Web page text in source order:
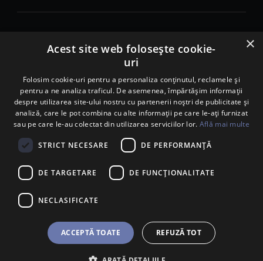
© 2026. Porsche Inter Auto Romania. Toate drepturile rezervate.
Porsche Inter Auto Romania SRL
RO22188461 J2007002067233
B-dul Pipera, nr. 2, Sala 1, Etaj 2, Voluntari, jud.Ilfov - sediu
social
B-dul Pipera, nr. 1/X, Centrul Porsche București – PCB,
Voluntari, jud. Ilfov – punct de lucru
Calea Lugojului, nr. 136, loc. Ghiroda, jud. Timiș – punct de
×
Acest site web folosește cookie-
uri
Folosim cookie-uri pentru a personaliza conținutul, reclamele și
pentru a ne analiza traficul. De asemenea, împărtășim informații
despre utilizarea site-ului nostru cu partenerii noștri de publicitate și
analiză, care le pot combina cu alte informații pe care le-ați furnizat
sau pe care le-au colectat din utilizarea serviciilor lor. Află mai multe
STRICT NECESARE DE PERFORMANȚĂ
DE TARGETARE DE FUNCŢIONALITATE
NECLASIFICATE
ACCEPTĂ TOATE REFUZĂ TOT